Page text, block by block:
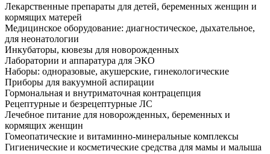
Лекарственные препараты для детей, беременных женщин и
кормящих матерей
Медицинское оборудование: диагностическое, дыхательное,
для неонатологии
Инкубаторы, кювезы для новорожденных
Лаборатории и аппаратура для ЭКО
Наборы: одноразовые, акушерские, гинекологические
Приборы для вакуумной аспирации
Гормональная и внутриматочная контрацепция
Рецептурные и безрецептурные ЛС
Лечебное питание для новорожденных, беременных и
кормящих женщин
Гомеопатические и витаминно-минеральные комплексы
Гигиенические и косметические средства для мамы и малыша